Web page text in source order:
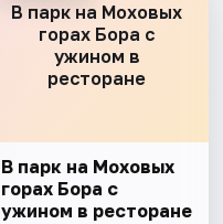
В парк на Моховых
горах Бора с
ужином в
ресторане
В парк на Моховых
горах Бора с
ужином в ресторане